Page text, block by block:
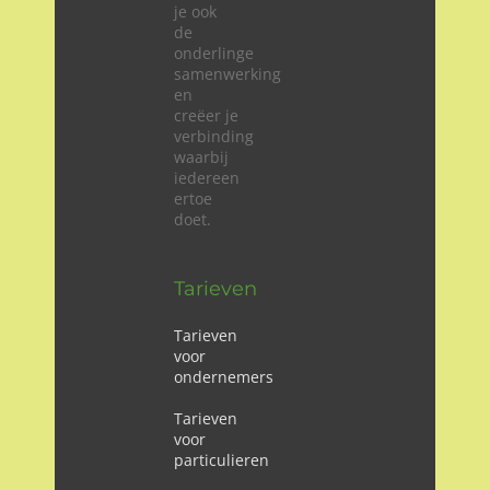
je ook
de
onderlinge
samenwerking
en
creëer je
verbinding
waarbij
iedereen
ertoe
doet.
Tarieven
Tarieven
voor
ondernemers
Tarieven
voor
particulieren